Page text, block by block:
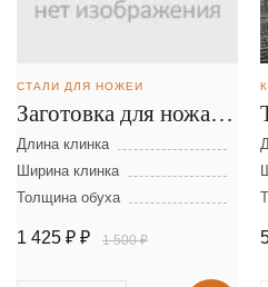
СТАЛИ ДЛЯ НОЖЕЙ
Заготовка для ножа из
стали D-2 размеры:
300х40х2,5 мм
Длина клинка
Ширина клинка
Толщина обуха
1 425 ₽ ₽ 1 500 ₽